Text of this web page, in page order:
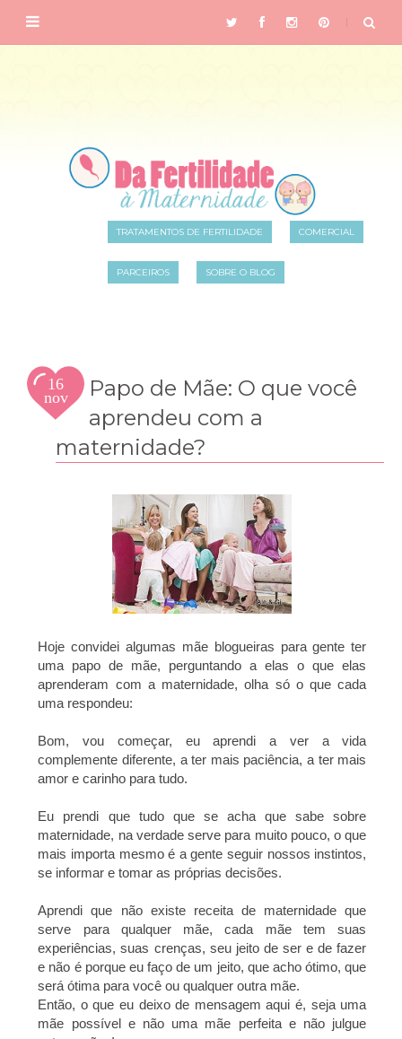
TRATAMENTOS DE FERTILIDADE COMERCIAL
PARCEIROS SOBRE O BLOG
16
nov
2014
Papo de Mãe: O que você
aprendeu com a
maternidade?
Hoje convidei algumas mãe blogueiras para gente ter
uma papo de mãe, perguntando a elas o que elas
aprenderam com a maternidade, olha só o que cada
uma respondeu:
Bom, vou começar, eu aprendi a ver a vida
complemente diferente, a ter mais paciência, a ter mais
amor e carinho para tudo.
Eu prendi que tudo que se acha que sabe sobre
maternidade, na verdade serve para muito pouco, o que
mais importa mesmo é a gente seguir nossos instintos,
se informar e tomar as próprias decisões.
Aprendi que não existe receita de maternidade que
serve para qualquer mãe, cada mãe tem suas
experiências, suas crenças, seu jeito de ser e de fazer
e não é porque eu faço de um jeito, que acho ótimo, que
será ótima para você ou qualquer outra mãe.
Então, o que eu deixo de mensagem aqui é, seja uma
mãe possível e não uma mãe perfeita e não julgue